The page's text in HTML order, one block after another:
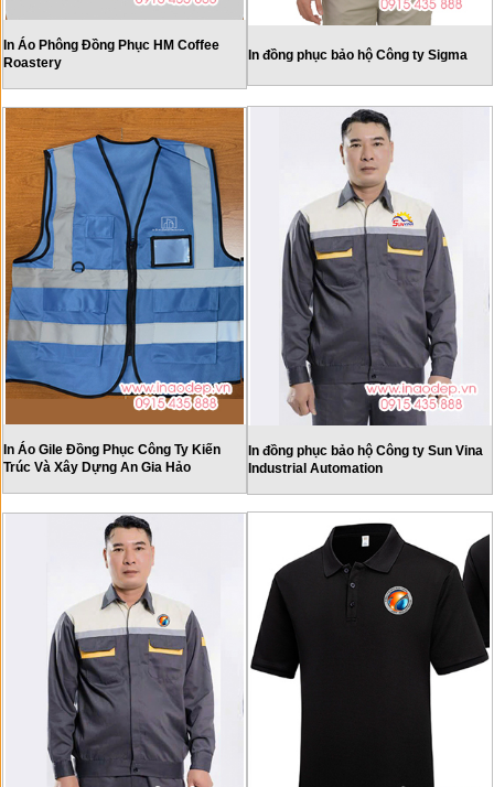
In Áo Phông Đồng Phục HM Coffee
Roastery
In đồng phục bảo hộ Công ty Sigma
In Áo Gile Đồng Phục Công Ty Kiến
Trúc Và Xây Dựng An Gia Hảo
In đồng phục bảo hộ Công ty Sun Vina
Industrial Automation